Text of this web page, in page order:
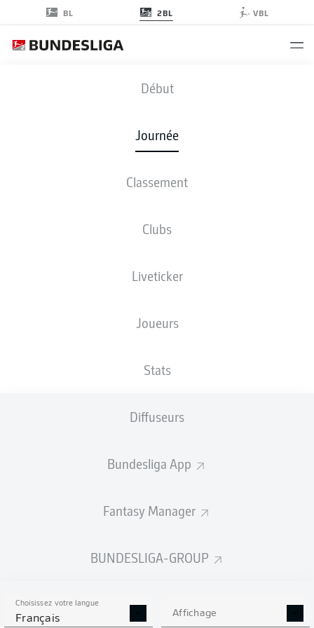
BL 2BL VBL
Début
Journée
Classement
Clubs
Liveticker
Joueurs
Stats
Diffuseurs
Bundesliga App
Fantasy Manager
BUNDESLIGA-GROUP
Choisissez votre langue
Français Affichage
OSN - BSC
COMPOSITIONS STATISTIQUES
0